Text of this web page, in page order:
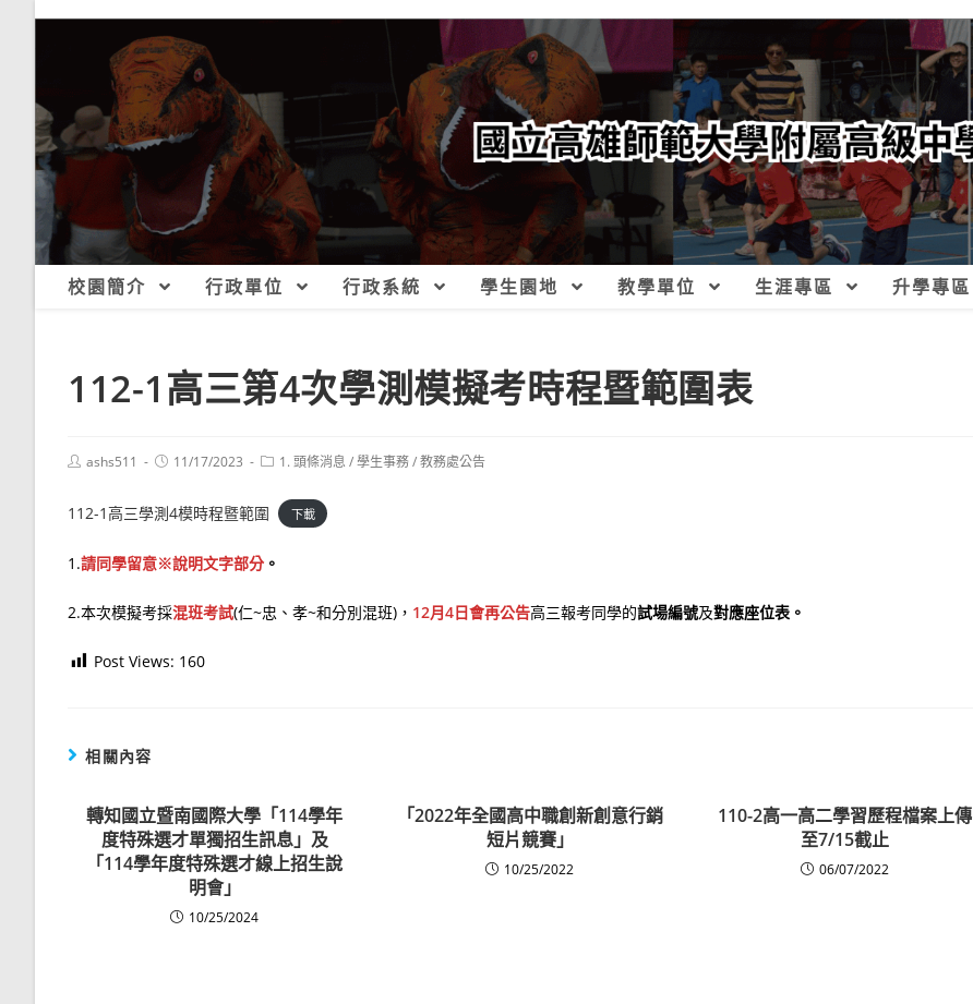
校園簡介 行政單位 行政系統 學生園地 教學單位 生涯專區 升學專區
112-1高三第4次學測模擬考時程暨範圍表
Postashs511
Post11/17/2023
Post1. 頭條消息 /學生事務/教務處公告
112-1高三學測4模時程暨範圍 下載
1.請同學留意※說明文字部分 。
2.本次模擬考採混班考試(仁~忠、孝~和分別混班)， 12月4日會再公告高三報考同學的試場編號及對應座位表 。
Post Views: 160
相關內容
轉知國立暨南國際大學「114學年
度特殊選才單獨招生訊息」及
「114學年度特殊選才線上招生說
明會」
10/25/2024
「2022年全國高中職創新創意行銷
短片競賽」
10/25/2022
110-2高一高二學習歷程檔案上傳
至7/15截止
06/07/2022